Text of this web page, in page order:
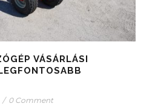
VÁSÁRLÁSI
/ 0 Comment